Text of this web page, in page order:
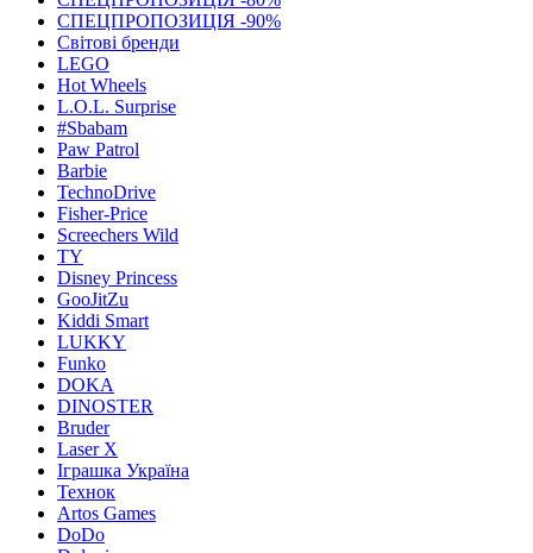
СПЕЦПРОПОЗИЦІЯ -90%
Світові бренди
LEGO
Hot Wheels
L.O.L. Surprise
#Sbabam
Paw Patrol
Barbie
TechnoDrive
Fisher-Price
Screechers Wild
TY
Disney Princess
GooJitZu
Kiddi Smart
LUKKY
Funko
DOKA
DINOSTER
Bruder
Laser X
Іграшка Україна
Технок
Artos Games
DoDo